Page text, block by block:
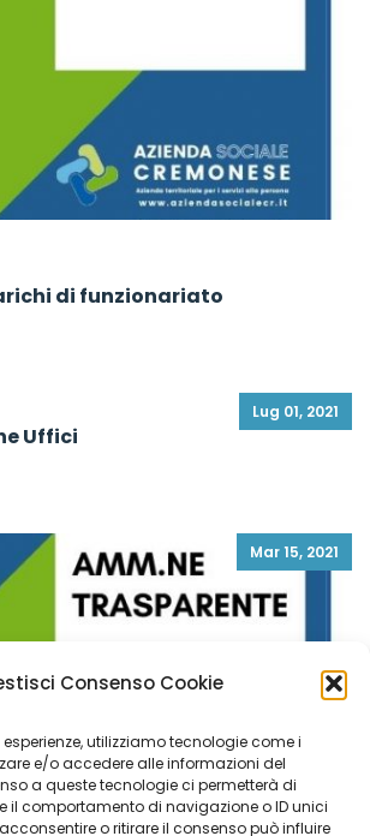
Consenso Cookie
esperienze, utilizziamo tecnologie come i
e/o accedere alle informazioni del
a queste tecnologie ci permetterà di
il comportamento di navigazione o ID unici
o ritirare il consenso può influire
di funzionariato
Lug 01, 2021
Uffici
Mar 15, 2021